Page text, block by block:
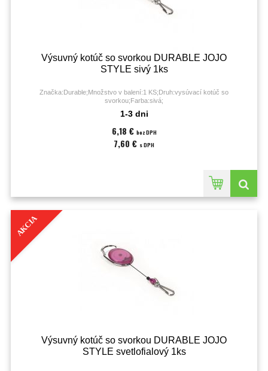
Výsuvný kotúč so svorkou DURABLE JOJO
STYLE sivý 1ks
Značka:Durable;Množstvo v balení:1 KS;Druh:vysúvací kotúč so
svorkou;Farba:sivá;
1-3 dni
6,18 € bez DPH
7,60 € s DPH
AKCIA
Výsuvný kotúč so svorkou DURABLE JOJO
STYLE svetlofialový 1ks